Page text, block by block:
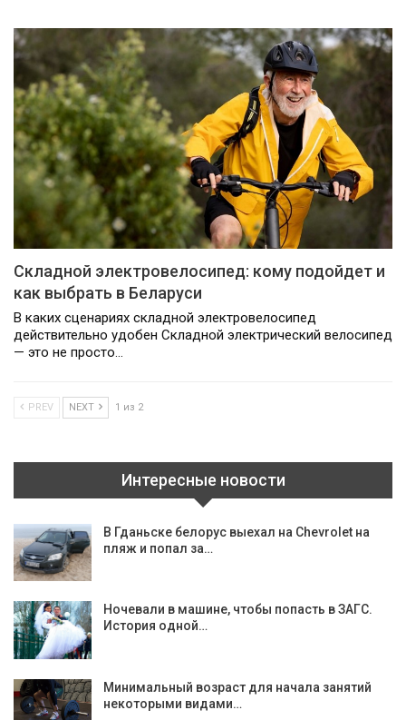
Складной электровелосипед: кому подойдет и
как выбрать в Беларуси
В каких сценариях складной электровелосипед
действительно удобен Складной электрический велосипед
— это не просто…
PREV NEXT 1 из 2
Интересные новости
В Гданьске белорус выехал на Chevrolet на
пляж и попал за…
Ночевали в машине, чтобы попасть в ЗАГС.
История одной…
Минимальный возраст для начала занятий
некоторыми видами…